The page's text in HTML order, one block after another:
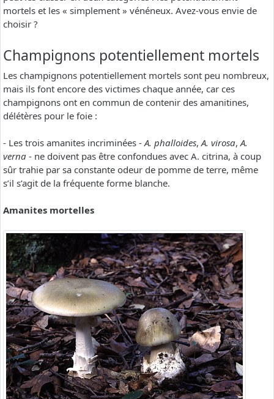
mortels et les « simplement » vénéneux. Avez-vous envie de
choisir ?
Champignons potentiellement mortels
Les champignons potentiellement mortels sont peu nombreux,
mais ils font encore des victimes chaque année, car ces
champignons ont en commun de contenir des amanitines,
délétères pour le foie :
- Les trois amanites incriminées -A. phalloides,A. virosa,A.
verna - ne doivent pas être confondues avec A. citrina, à coup
sûr trahie par sa constante odeur de pomme de terre, même
s’il s’agit de la fréquente forme blanche.
Amanites mortelles